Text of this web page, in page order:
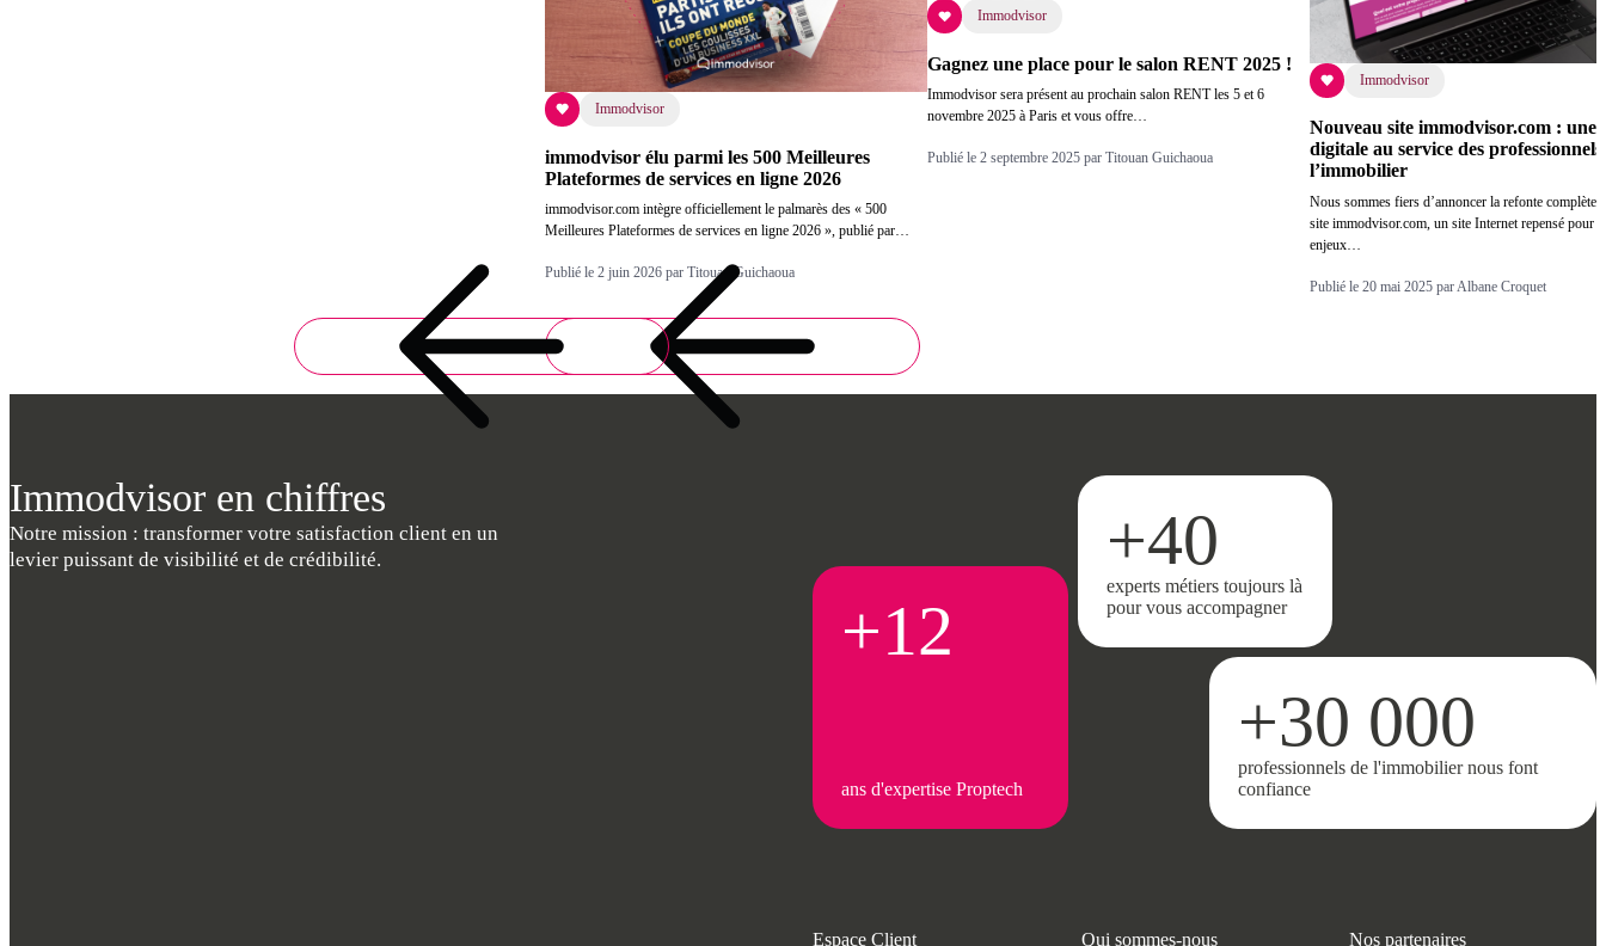
Immodvisor
immodvisor élu parmi les 500 Meilleures
Plateformes de services en ligne 2026
immodvisor.com intègre officiellement le palmarès des « 500
Meilleures Plateformes de services en ligne 2026 », publié par…
Publié le 2 juin 2026 par Titouan Guichaoua
Immodvisor
Gagnez une place pour le salon RENT 2025 !
Immodvisor sera présent au prochain salon RENT les 5 et 6
novembre 2025 à Paris et vous offre…
Publié le 2 septembre 2025 par Titouan Guichaoua
Immodvisor
Nouveau site immodvisor.com : une
digitale au service des professionnels
l’immobilier
Nous sommes fiers d’annoncer la refonte complète
site immodvisor.com, un site Internet repensé pour
enjeux…
Publié le 20 mai 2025 par Albane Croquet
Immodvisor en chiffres
Notre mission : transformer votre satisfaction client en un
levier puissant de visibilité et de crédibilité.
+12
ans d'expertise Proptech
+40
experts métiers toujours là
pour vous accompagner
+30 000
professionnels de l'immobilier nous font
confiance
Espace Client Qui sommes-nous Nos partenaires